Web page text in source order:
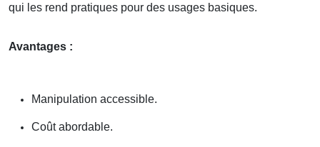
qui les rend pratiques pour des usages basiques.
Avantages :
Manipulation accessible.
Coût abordable.